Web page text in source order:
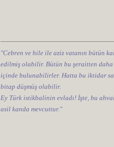
"Cebren ve hile ile aziz vatanın bütün
edilmiş olabilir. Bütün bu şeraitten
içinde bulunabilirler. Hatta bu iktidar
bitap düşmüş olabilir.
Ey Türk istikbalinin evladı! İşte, bu
asil kanda mevcuttur."